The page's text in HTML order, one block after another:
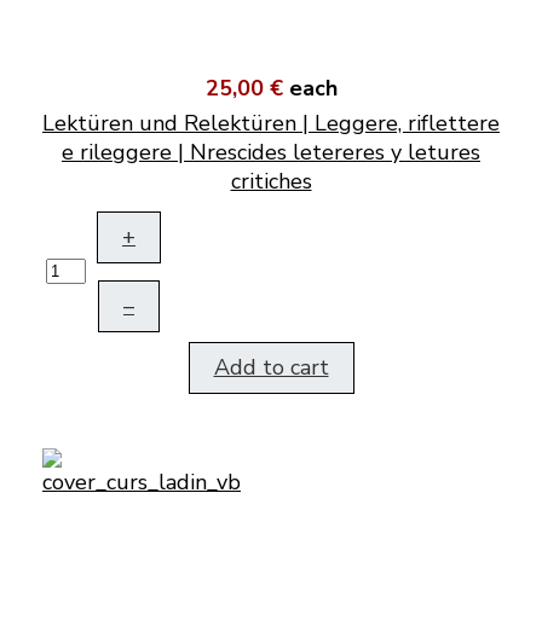
25,00 € each
Lektüren und Relektüren | Leggere, riflettere
e rileggere | Nrescides letereres y letures
critiches
+
–
Add to cart